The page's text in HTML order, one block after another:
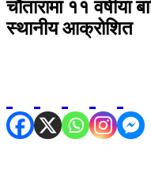
चौतारामा ११ वर्षीया
स्थानीय आक्रोशित